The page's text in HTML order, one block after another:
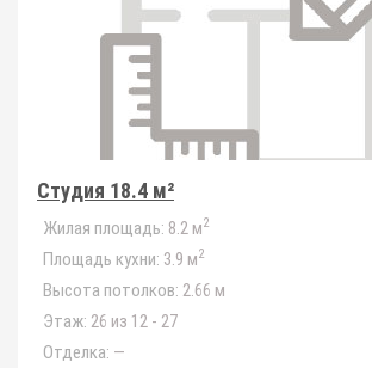
Студия 18.4 м²
Жилая площадь: 8.2 м2
Площадь кухни: 3.9 м2
Высота потолков: 2.66 м
Этаж: 26 из 12 - 27
Отделка: —